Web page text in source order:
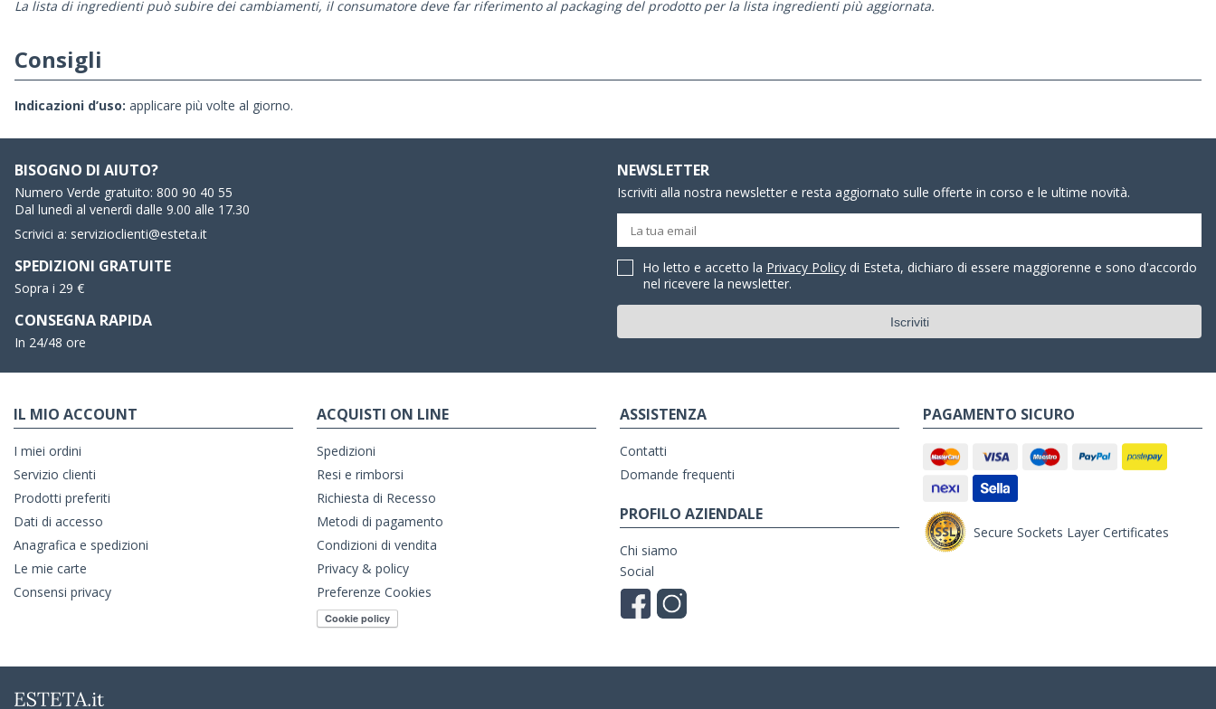
La lista di ingredienti può subire dei cambiamenti, il consumatore deve far riferimento al packaging del prodotto per la lista ingredienti più aggiornata.
Consigli
Indicazioni d’uso: applicare più volte al giorno.
BISOGNO DI AIUTO?
Numero Verde gratuito: 800 90 40 55
Dal lunedì al venerdì dalle 9.00 alle 17.30
Scrivici a: servizioclienti@esteta.it
SPEDIZIONI GRATUITE
Sopra i 29 €
CONSEGNA RAPIDA
In 24/48 ore
NEWSLETTER
Iscriviti alla nostra newsletter e resta aggiornato sulle offerte in corso e le ultime novità.
Ho letto e accetto la Privacy Policy di Esteta, dichiaro di essere maggiorenne e sono d'accordo
nel ricevere la newsletter.
IL MIO ACCOUNT
I miei ordini
Servizio clienti
Prodotti preferiti
Dati di accesso
Anagrafica e spedizioni
Le mie carte
Consensi privacy
ACQUISTI ON LINE
Spedizioni
Resi e rimborsi
Richiesta di Recesso
Metodi di pagamento
Condizioni di vendita
Privacy & policy
Preferenze Cookies
ASSISTENZA
Contatti
Domande frequenti
PROFILO AZIENDALE
Chi siamo
Social
PAGAMENTO SICURO
Secure Sockets Layer Certificates